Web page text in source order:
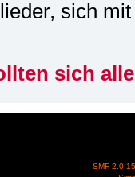
sich
sich
SMF 2.0.15